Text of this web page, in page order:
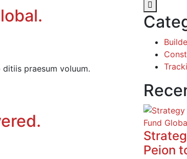
praesum voluum.
Peion